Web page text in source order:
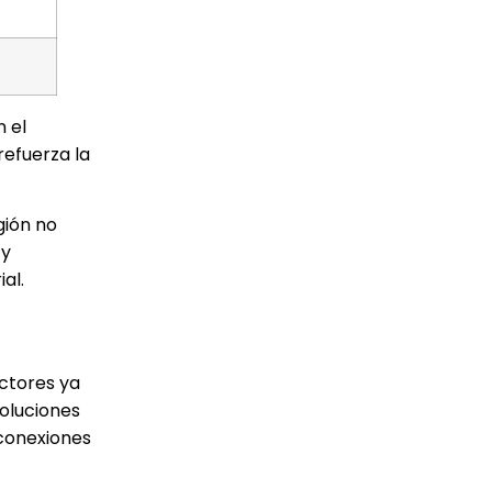
el
la
no
ya